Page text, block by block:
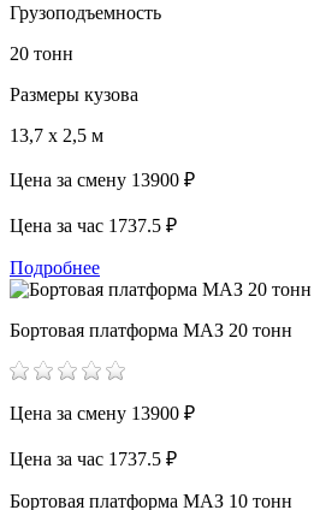
Грузоподъемность
20 тонн
Размеры кузова
13,7 х 2,5 м
Цена за смену 13900 ₽
Цена за час 1737.5 ₽
Подробнее
Бортовая платформа МАЗ 20 тонн
Цена за смену 13900 ₽
Цена за час 1737.5 ₽
Бортовая платформа МАЗ 10 тонн